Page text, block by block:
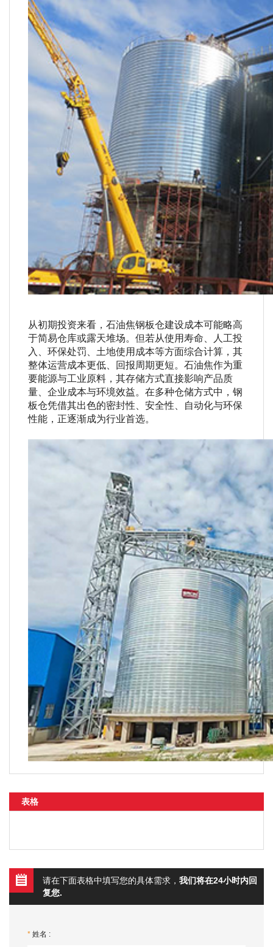
从初期投资来看，石油焦钢板仓建设成本可能略高
于简易仓库或露天堆场。但若从使用寿命、人工投
入、环保处罚、土地使用成本等方面综合计算，其
整体运营成本更低、回报周期更短。石油焦作为重
要能源与工业原料，其存储方式直接影响产品质
量、企业成本与环境效益。在多种仓储方式中，钢
板仓凭借其出色的密封性、安全性、自动化与环保
性能，正逐渐成为行业首选。
表格
请在下面表格中填写您的具体需求， 我们将在24小时内回
复您.
* 姓名 :